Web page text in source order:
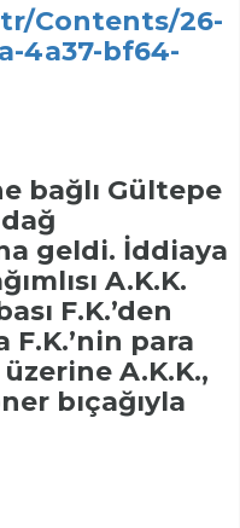
Contents/26-
4a37-bf64-
bağlı Gültepe
geldi. İddiaya
A.K.K.
F.K.’den
F.K.’nin para
A.K.K.,
bıçağıyla